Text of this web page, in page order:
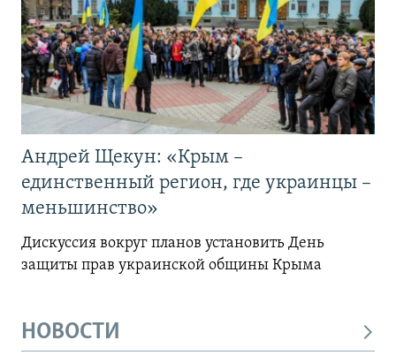
Андрей Щекун: «Крым –
единственный регион, где украинцы –
меньшинство»
Дискуссия вокруг планов установить День
защиты прав украинской общины Крыма
НОВОСТИ